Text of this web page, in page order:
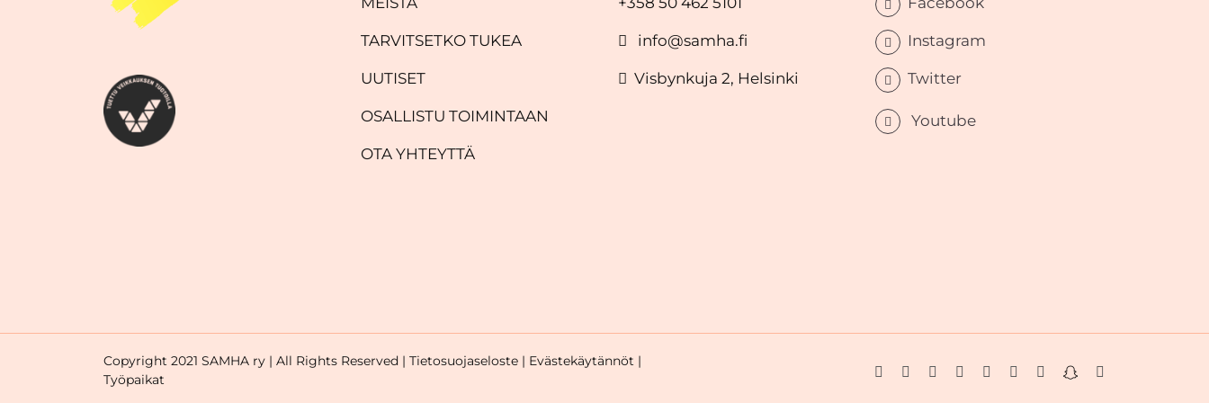
TARVITSETKO TUKEA
UUTISET
OSALLISTU TOIMINTAAN
OTA YHTEYTTÄ
info@samha.fi
Visbynkuja 2, Helsinki
Instagram
Twitter
Youtube
Copyright 2021 SAMHA ry | All Rights Reserved |Tietosuojaseloste | Evästekäytännöt |
Työpaikat
FacebookInstagram
TwitterLinkedInYouTubeWhatsApp
TiktokSnapchat